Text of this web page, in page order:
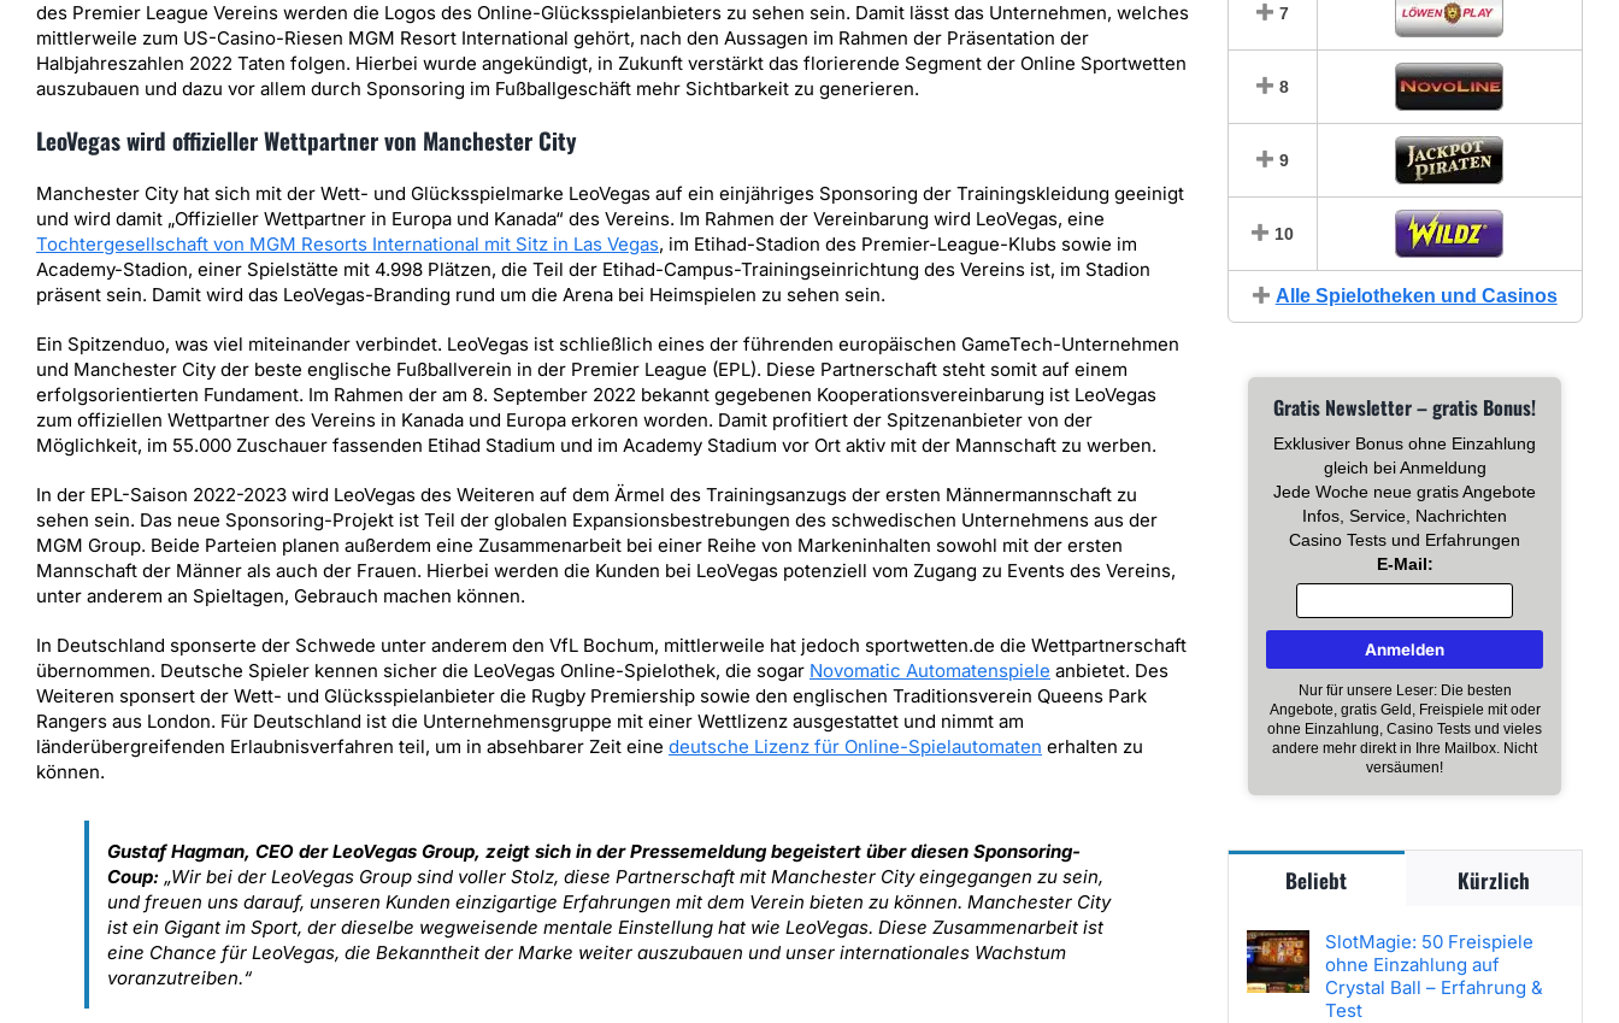
des Premier League Vereins werden die Logos des Online-Glücksspielanbieters zu sehen sein. Damit lässt das Unternehmen, welches
mittlerweile zum US-Casino-Riesen MGM Resort International gehört, nach den Aussagen im Rahmen der Präsentation der
Halbjahreszahlen 2022 Taten folgen. Hierbei wurde angekündigt, in Zukunft verstärkt das florierende Segment der Online Sportwetten
auszubauen und dazu vor allem durch Sponsoring im Fußballgeschäft mehr Sichtbarkeit zu generieren.
LeoVegas wird offizieller Wettpartner von Manchester City
Manchester City hat sich mit der Wett- und Glücksspielmarke LeoVegas auf ein einjähriges Sponsoring der Trainingskleidung geeinigt
und wird damit „Offizieller Wettpartner in Europa und Kanada“ des Vereins. Im Rahmen der Vereinbarung wird LeoVegas, eine
Tochtergesellschaft von MGM Resorts International mit Sitz in Las Vegas, im Etihad-Stadion des Premier-League-Klubs sowie im
Academy-Stadion, einer Spielstätte mit 4.998 Plätzen, die Teil der Etihad-Campus-Trainingseinrichtung des Vereins ist, im Stadion
präsent sein. Damit wird das LeoVegas-Branding rund um die Arena bei Heimspielen zu sehen sein.
Ein Spitzenduo, was viel miteinander verbindet. LeoVegas ist schließlich eines der führenden europäischen GameTech-Unternehmen
und Manchester City der beste englische Fußballverein in der Premier League (EPL). Diese Partnerschaft steht somit auf einem
erfolgsorientierten Fundament. Im Rahmen der am 8. September 2022 bekannt gegebenen Kooperationsvereinbarung ist LeoVegas
zum offiziellen Wettpartner des Vereins in Kanada und Europa erkoren worden. Damit profitiert der Spitzenanbieter von der
Möglichkeit, im 55.000 Zuschauer fassenden Etihad Stadium und im Academy Stadium vor Ort aktiv mit der Mannschaft zu werben.
In der EPL-Saison 2022-2023 wird LeoVegas des Weiteren auf dem Ärmel des Trainingsanzugs der ersten Männermannschaft zu
sehen sein. Das neue Sponsoring-Projekt ist Teil der globalen Expansionsbestrebungen des schwedischen Unternehmens aus der
MGM Group. Beide Parteien planen außerdem eine Zusammenarbeit bei einer Reihe von Markeninhalten sowohl mit der ersten
Mannschaft der Männer als auch der Frauen. Hierbei werden die Kunden bei LeoVegas potenziell vom Zugang zu Events des Vereins,
unter anderem an Spieltagen, Gebrauch machen können.
In Deutschland sponserte der Schwede unter anderem den VfL Bochum, mittlerweile hat jedoch sportwetten.de die Wettpartnerschaft
übernommen. Deutsche Spieler kennen sicher die LeoVegas Online-Spielothek, die sogar Novomatic Automatenspiele anbietet. Des
Weiteren sponsert der Wett- und Glücksspielanbieter die Rugby Premiership sowie den englischen Traditionsverein Queens Park
Rangers aus London. Für Deutschland ist die Unternehmensgruppe mit einer Wettlizenz ausgestattet und nimmt am
länderübergreifenden Erlaubnisverfahren teil, um in absehbarer Zeit eine deutsche Lizenz für Online-Spielautomaten erhalten zu
können.
Gustaf Hagman, CEO der LeoVegas Group, zeigt sich in der Pressemeldung begeistert über diesen Sponsoring-
Coup: „Wir bei der LeoVegas Group sind voller Stolz, diese Partnerschaft mit Manchester City eingegangen zu sein,
und freuen uns darauf, unseren Kunden einzigartige Erfahrungen mit dem Verein bieten zu können. Manchester City
ist ein Gigant im Sport, der dieselbe wegweisende mentale Einstellung hat wie LeoVegas. Diese Zusammenarbeit ist
eine Chance für LeoVegas, die Bekanntheit der Marke weiter auszubauen und unser internationales Wachstum
voranzutreiben.“
7
8
9
10
Alle Spielotheken und Casinos
Gratis Newsletter – gratis Bonus!
Exklusiver Bonus ohne Einzahlung
gleich bei Anmeldung
Jede Woche neue gratis Angebote
Infos, Service, Nachrichten
Casino Tests und Erfahrungen
E-Mail:
Nur für unsere Leser: Die besten
Angebote, gratis Geld, Freispiele mit oder
ohne Einzahlung, Casino Tests und vieles
andere mehr direkt in Ihre Mailbox. Nicht
versäumen!
Beliebt Kürzlich
SlotMagie: 50 Freispiele
ohne Einzahlung auf
Crystal Ball – Erfahrung &
Test